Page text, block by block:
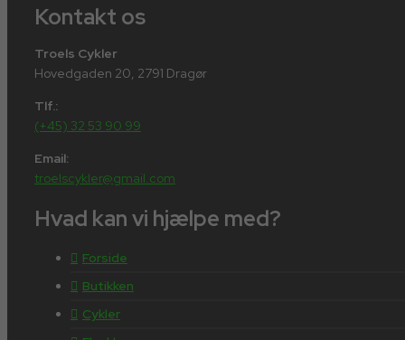
Kontakt os
Troels Cykler
Hovedgaden 20, 2791 Dragør
Tlf.:
(+45) 32 53 90 99
Email:
troelscykler@gmail.com
Hvad kan vi hjælpe med?
Forside
Butikken
Cykler